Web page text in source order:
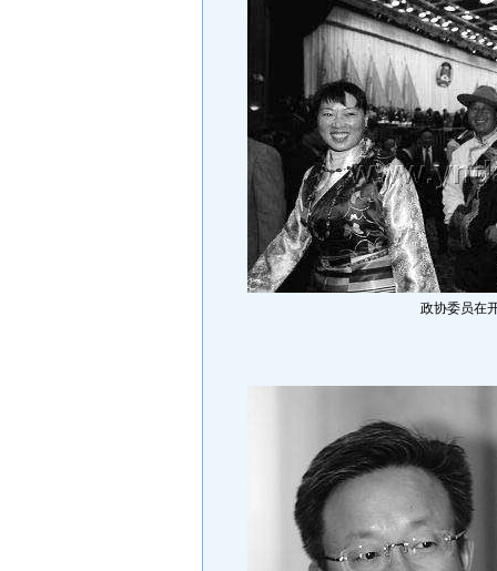
政协委员在